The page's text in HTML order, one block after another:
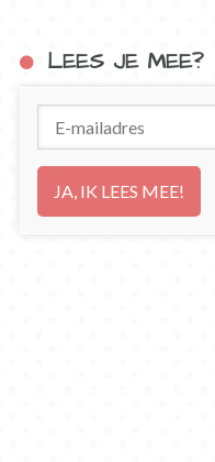
LEES JE MEE?
mailadres